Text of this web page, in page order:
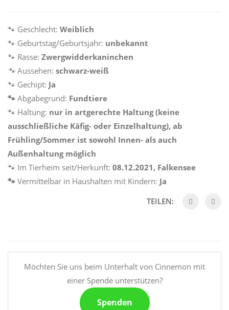
🐾 Geschlecht: Weiblich
🐾 Geburtstag/Geburtsjahr: unbekannt
🐾 Rasse: Zwergwidderkaninchen
🐾 Aussehen: schwarz-weiß
🐾 Gechipt: Ja
🐾 Abgabegrund: Fundtiere
🐾 Haltung: nur in artgerechte Haltung (keine
ausschließliche Käfig- oder Einzelhaltung), ab
Frühling/Sommer ist sowohl Innen- als auch
Außenhaltung möglich
🐾 Im Tierheim seit/Herkunft: 08.12.2021, Falkensee
🐾 Vermittelbar in Haushalten mit Kindern: Ja
TEILEN:
Möchten Sie uns beim Unterhalt von Cinnemon mit
einer Spende unterstützen?
Spenden